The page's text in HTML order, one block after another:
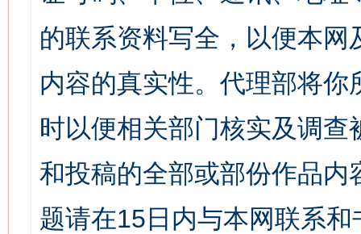
的联系资料写全，以便本
内容的真实性。代理部将
时以便相关部门核实及调
和投稿的全部或部份作品
题请在15日内与本网联系